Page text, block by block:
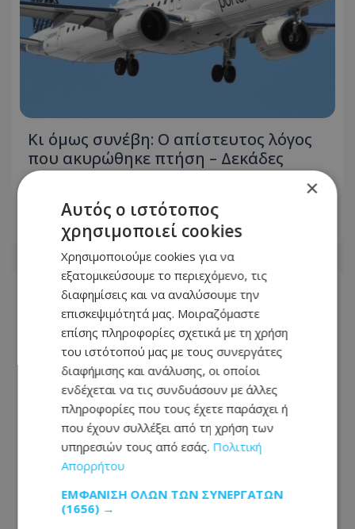
Κι όμως συνέβη: Ο απίστευτος λόγος
που ακυρώθηκε πτήση – Δεκάδες
επιβάτες αποκλείστηκαν στο
αεροδρόμιο
09.08.2026 - 08:21
Ψυχολόγος προτείνει μέθοδο που μας
ηρεμεί στο λεπτό – Περιλαμβάνει 3
×
Αυτός ο ιστότοπος
χρησιμοποιεί cookies
Χρησιμοποιούμε cookies για να
εξατομικεύσουμε το περιεχόμενο, τις
διαφημίσεις και να αναλύσουμε την
επισκεψιμότητά μας. Μοιραζόμαστε
επίσης πληροφορίες σχετικά με τη χρήση
του ιστότοπού μας με τους συνεργάτες
διαφήμισης και ανάλυσης, οι οποίοι
ενδέχεται να τις συνδυάσουν με άλλες
πληροφορίες που τους έχετε παράσχει ή
που έχουν συλλέξει από τη χρήση των
υπηρεσιών τους από εσάς. Πολιτική
Απορρήτου
ΕΜΦΆΝΙΣΗ ΌΛΩΝ ΤΩΝ ΣΥΝΕΡΓΑΤΏΝ
(1656) →